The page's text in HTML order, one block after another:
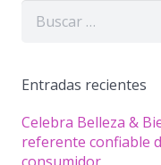
Buscar:
Entradas recientes
Celebra Belleza &
referente confiable